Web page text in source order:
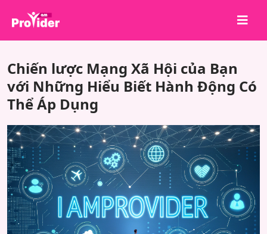
Về chúng tôi
Đăng nhập
Đăng ký
Dịch vụ
API
Điều khoản
Blog
Chiến lược Mạng Xã Hội của Bạn
với Những Hiểu Biết Hành Động Có
Thể Áp Dụng